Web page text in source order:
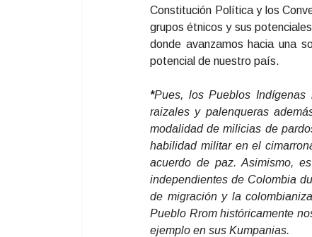
Constitución Política y los
grupos étnicos y sus
donde avanzamos hacia una
potencial de nuestro país.
*Pues, los Pueblos Indígenas
raizales y palenqueras
modalidad de milicias de
habilidad militar en el
acuerdo de paz. Asimismo,
independientes de Colombia
de migración y la
Pueblo Rrom históricamente
ejemplo en sus Kumpanias.